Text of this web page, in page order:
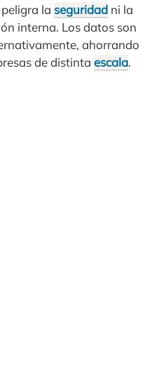
la seguridad ni la
interna. Los datos son
ahorrando
de distinta escala.